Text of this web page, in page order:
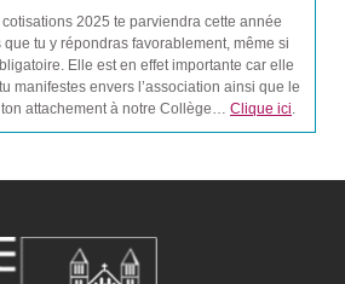
2025 te parviendra cette année
tu y répondras favorablement, même si
Elle est en effet importante car elle
manifestes envers l’association ainsi que le
attachement à notre Collège… Clique ici.